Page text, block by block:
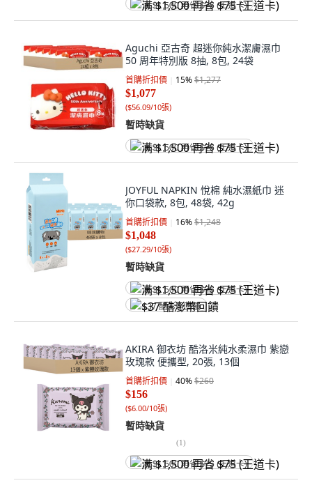
满 $1,500 再省 $75 (王道卡)
Aguchi 亞古奇 超迷你純水潔膚濕巾
50 周年特別版 8抽, 8包, 24袋
首購折扣價 15%$1,277
$1,077
($56.09/10張)
暫時缺貨
满 $1,500 再省 $75 (王道卡)
JOYFUL NAPKIN 悅棉 純水濕紙巾 迷
你口袋款, 8包, 48袋, 42g
首購折扣價 16%$1,248
$1,048
($27.29/10張)
暫時缺貨
满 $1,500 再省 $75 (王道卡)
$37 酷澎幣回饋
AKIRA 御衣坊 酷洛米純水柔濕巾 紫戀
玫瑰款 便攜型, 20張, 13個
首購折扣價 40%$260
$156
($6.00/10張)
暫時缺貨
(1)
满 $1,500 再省 $75 (王道卡)